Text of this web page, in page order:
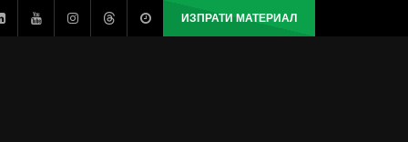
ИЗПРАТИ МАТЕРИАЛ